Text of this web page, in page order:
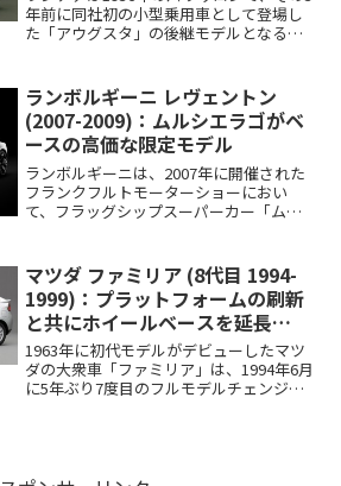
年前に同社初の小型乗用車として登場し
た「アウグスタ」の後継モデルとなる
ランボルギーニ レヴェントン
(2007-2009)：ムルシエラゴがベ
ースの高価な限定モデル
ランボルギーニは、2007年に開催された
フランクフルトモーターショーにおい
て、フラッグシップスーパーカー「ムル
マツダ ファミリア (8代目 1994-
1999)：プラットフォームの刷新
と共にホイールベースを延長
[BH]
1963年に初代モデルがデビューしたマツ
ダの大衆車「ファミリア」は、1994年6月
に5年ぶり7度目のフルモデルチェンジ